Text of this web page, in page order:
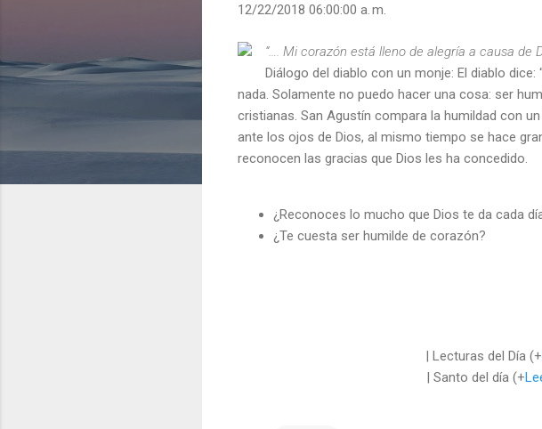
12/22/2018 06:00:00 a. m.
“…. Mi corazón está lleno de alegría a causa de
Diálogo del diablo con un monje: El diablo
nada. Solamente no puedo hacer una cosa: ser
cristianas. San Agustín compara la humildad con
ante los ojos de Dios, al mismo tiempo se hace
reconocen las gracias que Dios les ha concedido.
¿Reconoces lo mucho que Dios te da cada
¿Te cuesta ser humilde de corazón?
| Lecturas del Día (+
| Santo del día (+